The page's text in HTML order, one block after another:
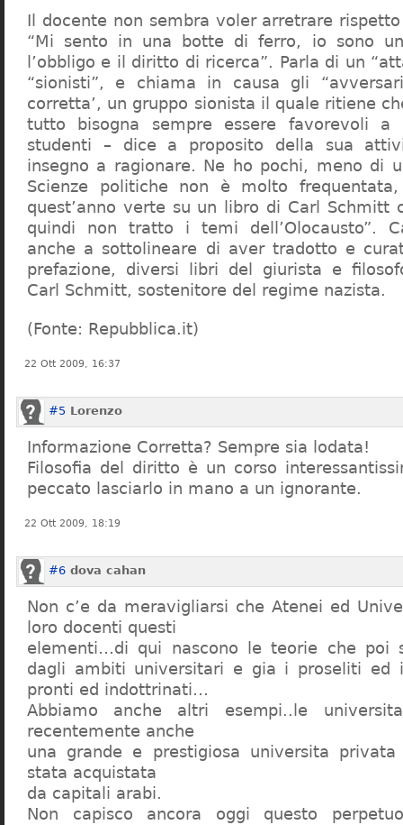
Il docente non sembra voler arretrare
“Mi sento in una botte di ferro, io sono
l’obbligo e il diritto di ricerca”. Parla di un
“sionisti”, e chiama in causa gli
corretta’, un gruppo sionista il quale ritiene
tutto bisogna sempre essere favorevoli a
studenti – dice a proposito della sua
insegno a ragionare. Ne ho pochi, meno di
Scienze politiche non è molto
quest’anno verte su un libro di Carl Schmitt
quindi non tratto i temi dell’Olocausto”.
anche a sottolineare di aver tradotto e
prefazione, diversi libri del giurista e
Carl Schmitt, sostenitore del regime nazista.
(Fonte: Repubblica.it)
22 Ott 2009, 16:37
#5 Lorenzo
Informazione Corretta? Sempre sia lodata!
Filosofia del diritto è un corso
peccato lasciarlo in mano a un ignorante.
22 Ott 2009, 18:19
#6 dova cahan
Non c’e da meravigliarsi che Atenei ed
loro docenti questi
elementi…di qui nascono le teorie che poi
dagli ambiti universitari e gia i proseliti ed
pronti ed indottrinati…
Abbiamo anche altri esempi..le
recentemente anche
una grande e prestigiosa universita
stata acquistata
da capitali arabi.
Non capisco ancora oggi questo